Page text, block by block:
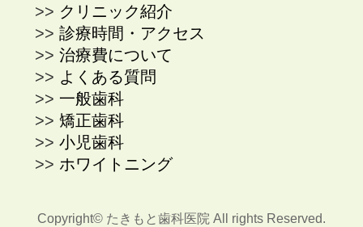
クリニック紹介
診療時間・アクセス
治療費について
よくある質問
一般歯科
矯正歯科
小児歯科
ホワイトニング
Copyright© たきもと歯科医院 All rights Reserved.